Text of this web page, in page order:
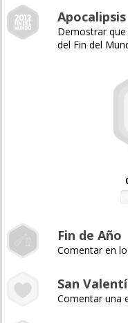
Apocalipsis
Demostrar
del Fin del
Fin de Año
Comentar en
San
Comentar una